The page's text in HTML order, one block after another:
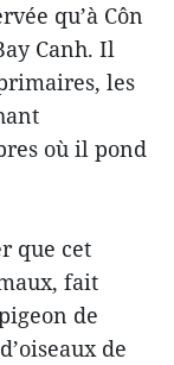
qu’à Côn
Canh. Il
les
où il pond
que cet
fait
de
de